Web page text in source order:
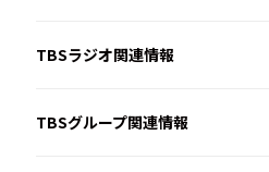
TBSラジオ関連情報
TBSグループ関連情報